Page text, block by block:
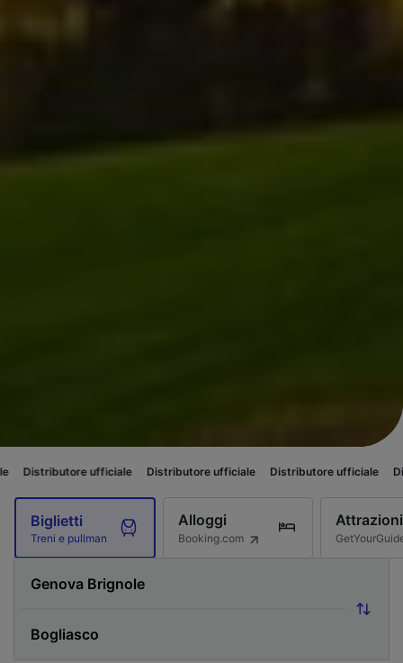
ufficiale Distributore ufficiale Distributore ufficiale Distributore
Biglietti
Treni e pullman
Alloggi
Booking.com
Attrazioni